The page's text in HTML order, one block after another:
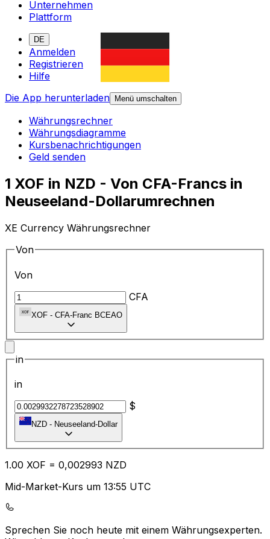
Unternehmen
Plattform
DE
Anmelden
Registrieren
Hilfe
Die App herunterladen
Menü umschalten
Währungsrechner
Währungsdiagramme
Kursbenachrichtigungen
Geld senden
1 XOF in NZD - Von CFA-Francs in
Neuseeland-Dollarumrechnen
XE Currency Währungsrechner
Von
Von
CFA
XOF - CFA-Franc BCEAO
in
in
$
NZD - Neuseeland-Dollar
1.00 XOF = 0,002993 NZD
Mid-Market-Kurs um 13:55 UTC
Sprechen Sie noch heute mit einem Währungsexperten.